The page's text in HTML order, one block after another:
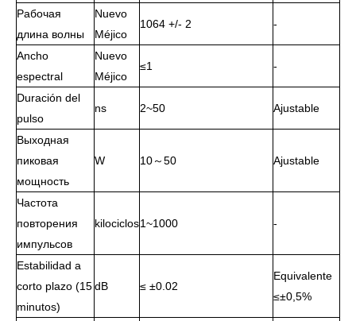
Рабочая
длина волны
Nuevo
Méjico
1064 +/- 2 -
Ancho
espectral
Nuevo
Méjico
≤1 -
Duración del
pulso
ns 2~50 Ajustable
Выходная
пиковая
мощность
W 10～50 Ajustable
Частота
повторения
импульсов
kilociclos1~1000 -
Estabilidad a
corto plazo (15
minutos)
dB ≤ ±0.02
Equivalente
≤±0,5%